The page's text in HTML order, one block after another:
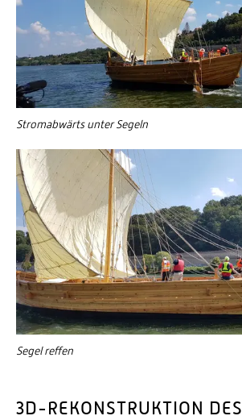
Stromabwärts unter Segeln
Segel reffen
3D-REKONSTRUKTION DES